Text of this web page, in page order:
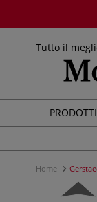
Tutto il
PRODOTTI
Home